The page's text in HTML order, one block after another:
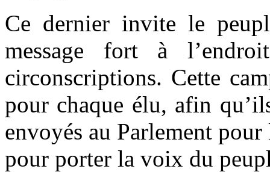
Ce dernier invite le
message fort à
circonscriptions. Cette
pour chaque élu, afin
envoyés au Parlement
pour porter la voix du